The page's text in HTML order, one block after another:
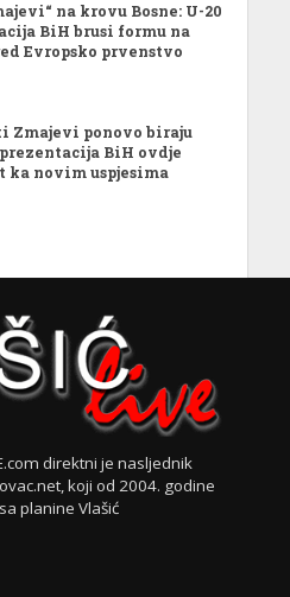
na krovu Bosne: U-20
BiH brusi formu na
Evropsko prvenstvo
Zmajevi ponovo biraju
BiH ovdje
ka novim uspjesima
direktni je nasljednik
koji od 2004. godine
planine Vlašić